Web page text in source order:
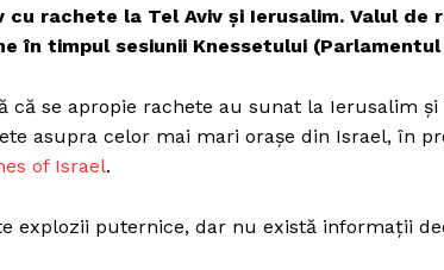
cu rachete la Tel Aviv şi Ierusalim. Valul
în timpul sesiunii Knessetului
că se apropie rachete au sunat la Ierusalim
asupra celor mai mari oraşe din Israel, în
of Israel.
explozii puternice, dar nu există informaţii